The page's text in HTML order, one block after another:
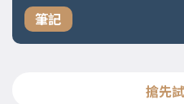
筆記
搶先